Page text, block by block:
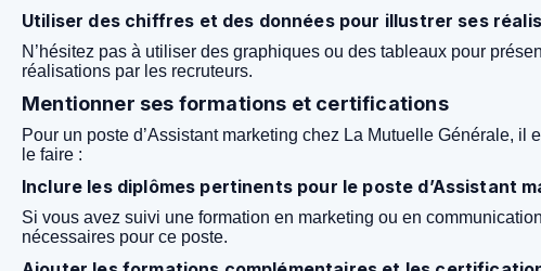
Utiliser des chiffres et des données pour illustrer ses
N’hésitez pas à utiliser des graphiques ou des tableaux pour
réalisations par les recruteurs.
Mentionner ses formations et certifications
Pour un poste d’Assistant marketing chez La Mutuelle Générale,
le faire :
Inclure les diplômes pertinents pour le poste d’Assistant
Si vous avez suivi une formation en marketing ou en
nécessaires pour ce poste.